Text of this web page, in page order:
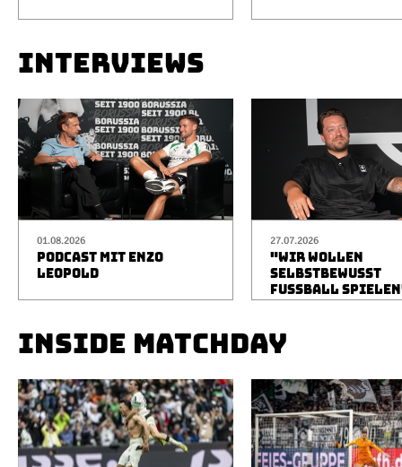
INTERVIEWS
01.08.2026
PODCAST MIT ENZO
LEOPOLD
27.07.2026
"WIR WOLLEN
SELBSTBEWUSST
FUSSBALL
INSIDE MATCHDAY